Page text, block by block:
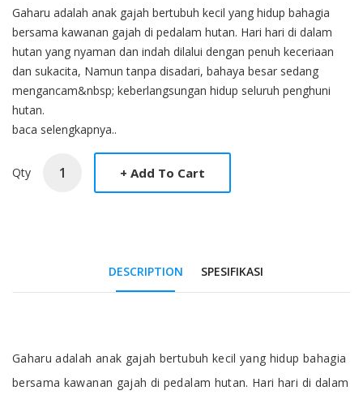
Product Overview
Gaharu adalah anak gajah bertubuh kecil yang hidup bahagia
bersama kawanan gajah di pedalam hutan. Hari hari di dalam
hutan yang nyaman dan indah dilalui dengan penuh keceriaan
dan sukacita, Namun tanpa disadari, bahaya besar sedang
mengancam&nbsp; keberlangsungan hidup seluruh penghuni
hutan.
baca selengkapnya..
Qty
DESCRIPTION SPESIFIKASI
Tab Article
Gaharu adalah anak gajah bertubuh kecil yang hidup bahagia
bersama kawanan gajah di pedalam hutan. Hari hari di dalam